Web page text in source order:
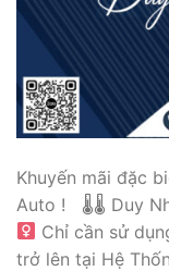
Khuyến mãi đặc
Auto ! 🌡🌡 Duy
Chỉ cần sử
trở lên tại Hệ